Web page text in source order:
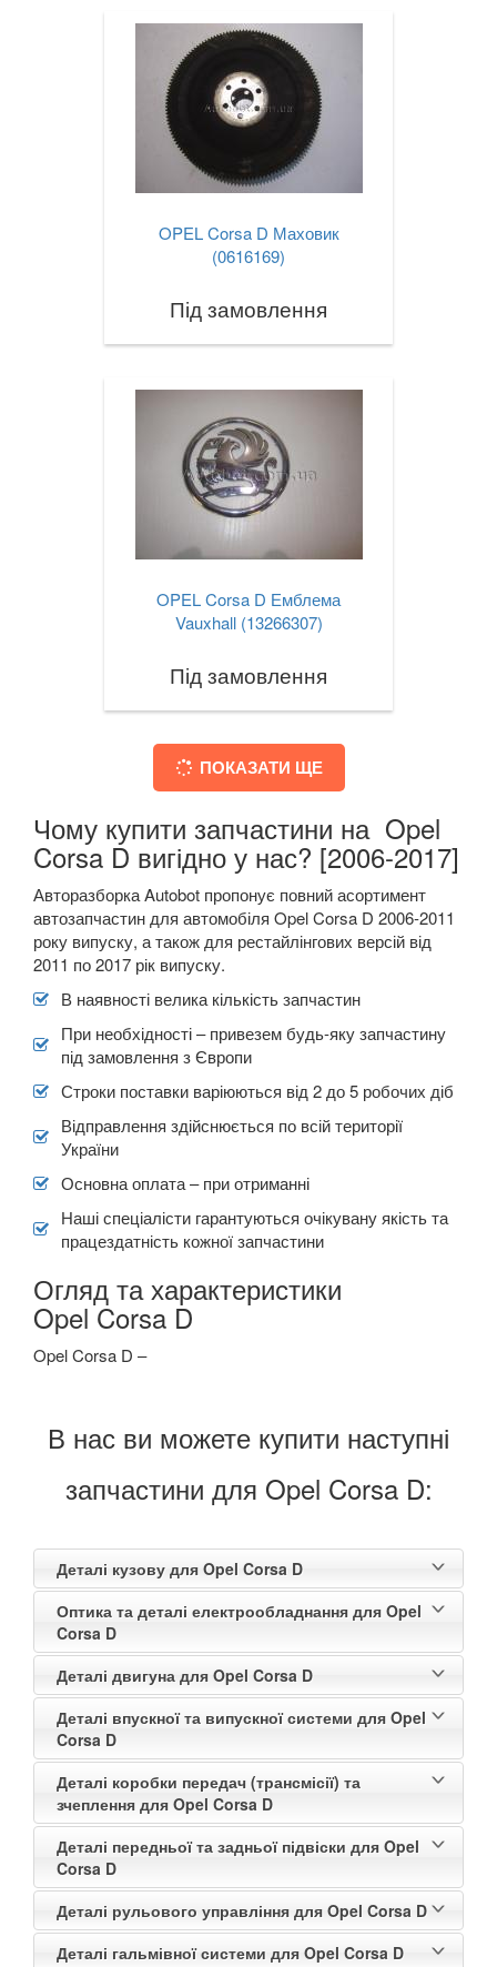
OPEL Corsa D Маховик
(0616169)
Під замовлення
OPEL Corsa D Емблема
Vauxhall (13266307)
Під замовлення
ПОКАЗАТИ ЩЕ
Чому купити запчастини на Opel
Corsa D вигідно у нас? [2006-2017]
Авторазборка Autobot пропонує повний асортимент
автозапчастин для автомобіля Opel Corsa D 2006-2011
року випуску, а також для рестайлінгових версій від
2011 по 2017 рік випуску.
В наявності велика кількість запчастин
При необхідності – привезем будь-яку запчастину
під замовлення з Європи
Строки поставки варіюються від 2 до 5 робочих діб
Відправлення здійснюється по всій території
України
Основна оплата – при отриманні
Наші спеціалісти гарантуються очікувану якість та
працездатність кожної запчастини
Огляд та характеристики
Opel Corsa D
Opel Corsa D –
В нас ви можете купити наступні
запчастини для Opel Corsa D:
Деталі кузову для Opel Corsa D
Оптика та деталі електрообладнання для Opel
Corsa D
Деталі двигуна для Opel Corsa D
Деталі впускної та випускної системи для Opel
Corsa D
Деталі коробки передач (трансмісії) та
зчеплення для Opel Corsa D
Деталі передньої та задньої підвіски для Opel
Corsa D
Деталі рульового управління для Opel Corsa D
Деталі гальмівної системи для Opel Corsa D